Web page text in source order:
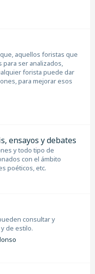
aquellos foristas que
ser analizados,
forista puede dar
para mejorar esos
ensayos y debates
y todo tipo de
con el ámbito
poéticos, etc.
consultar y
de estilo.